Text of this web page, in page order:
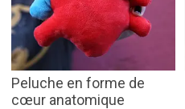
Peluche en forme de
cœur anatomique